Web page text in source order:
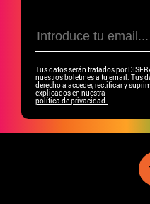
Tus datos serán tratados por
nuestros boletines a tu email. Tus
derecho a acceder, rectificar y
explicados en nuestra
política de privacidad.